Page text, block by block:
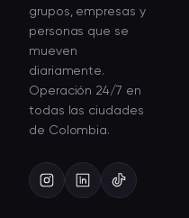
grupos, empresas y
personas que se
mueven
diariamente.
Operación 24/7 en
todas las ciudades
de Colombia.